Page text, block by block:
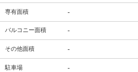
専有面積 -
バルコニー面積 -
その他面積 -
駐車場 -